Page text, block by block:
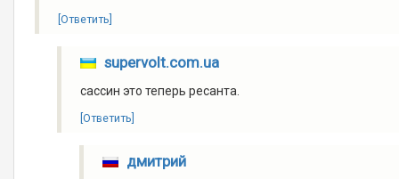
[Ответить]
supervolt.com.ua
сассин это теперь ресанта.
[Ответить]
дмитрий